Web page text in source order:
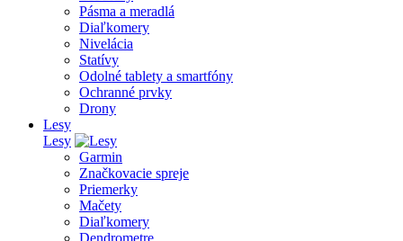
Pásma a meradlá
Diaľkomery
Nivelácia
Statívy
Odolné tablety a smartfóny
Ochranné prvky
Drony
Lesy
Lesy
Garmin
Značkovacie spreje
Priemerky
Mačety
Diaľkomery
Dendrometre